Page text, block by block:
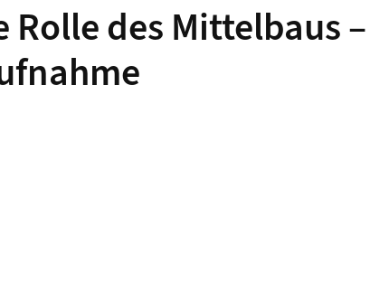
des Mittelbaus –